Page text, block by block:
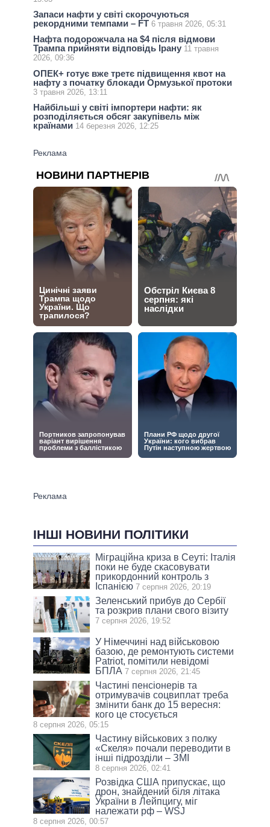
Запаси нафти у світі скорочуються
рекордними темпами – FT 6 травня 2026, 05:31
Нафта подорожчала на $4 після відмови
Трампа прийняти відповідь Ірану 11 травня
2026, 09:36
ОПЕК+ готує вже третє підвищення квот на
нафту з початку блокади Ормузької протоки
3 травня 2026, 13:11
Найбільші у світі імпортери нафти: як
розподіляється обсяг закупівель між
країнами 14 березня 2026, 12:25
ІНШІ НОВИНИ ПОЛІТИКИ
Міграційна криза в Сеуті: Італія
поки не буде скасовувати
прикордонний контроль з
Іспанією 7 серпня 2026, 20:19
Зеленський прибув до Сербії
та розкрив плани свого візиту
7 серпня 2026, 19:52
У Німеччині над військовою
базою, де ремонтують системи
Patriot, помітили невідомі
БПЛА 7 серпня 2026, 21:45
Частині пенсіонерів та
отримувачів соцвиплат треба
змінити банк до 15 вересня:
кого це стосується
8 серпня 2026, 05:15
Частину військових з полку
«Скеля» почали переводити в
інші підрозділи – ЗМІ
8 серпня 2026, 02:41
Розвідка США припускає, що
дрон, знайдений біля літака
України в Лейпцигу, міг
належати рф – WSJ
8 серпня 2026, 00:57